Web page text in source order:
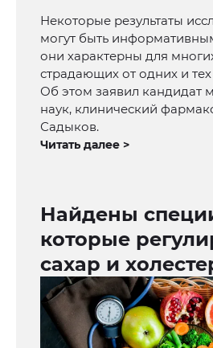
Некоторые результаты
могут быть
они характерны для
страдающих от одних и
Об этом заявил кандидат
наук, клинический
Садыков.
Читать далее >
Найдены
которые
сахар и